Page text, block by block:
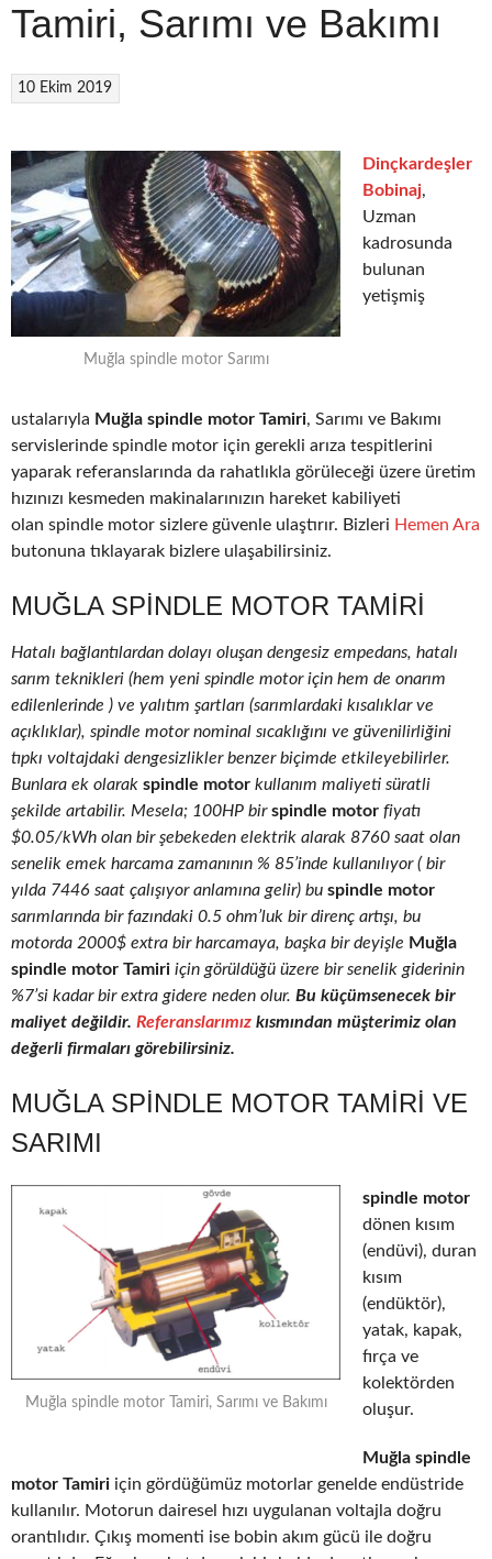
Tamiri, Sarımı ve Bakımı
10 Ekim 2019
Muğla spindle motor Sarımı
Dinçkardeşler
Bobinaj,
Uzman
kadrosunda
bulunan
yetişmiş
ustalarıyla Muğla spindle motor Tamiri, Sarımı ve Bakımı
servislerinde spindle motor için gerekli arıza tespitlerini
yaparak referanslarında da rahatlıkla görüleceği üzere üretim
hızınızı kesmeden makinalarınızın hareket kabiliyeti
olan spindle motor sizlere güvenle ulaştırır. Bizleri Hemen Ara
butonuna tıklayarak bizlere ulaşabilirsiniz.
MUĞLA SPINDLE MOTOR TAMIRI
Hatalı bağlantılardan dolayı oluşan dengesiz empedans, hatalı
sarım teknikleri (hem yeni spindle motor için hem de onarım
edilenlerinde ) ve yalıtım şartları (sarımlardaki kısalıklar ve
açıklıklar), spindle motor nominal sıcaklığını ve güvenilirliğini
tıpkı voltajdaki dengesizlikler benzer biçimde etkileyebilirler.
Bunlara ek olarak spindle motor kullanım maliyeti süratli
şekilde artabilir. Mesela; 100HP birspindle motor fiyatı
$0.05/kWh olan bir şebekeden elektrik alarak 8760 saat olan
senelik emek harcama zamanının % 85’inde kullanılıyor ( bir
yılda 7446 saat çalışıyor anlamına gelir) bu spindle motor
sarımlarında bir fazındaki 0.5 ohm’luk bir direnç artışı, bu
motorda 2000$ extra bir harcamaya, başka bir deyişle Muğla
spindle motor Tamiri için görüldüğü üzere bir senelik giderinin
%7’si kadar bir extra gidere neden olur. Bu küçümsenecek bir
maliyet değildir. Referanslarımız kısmından müşterimiz olan
değerli firmaları görebilirsiniz.
MUĞLA SPINDLE MOTOR TAMIRI VE
SARIMI
Muğla spindle motor Tamiri, Sarımı ve Bakımı
spindle motor
dönen kısım
(endüvi), duran
kısım
(endüktör),
yatak, kapak,
fırça ve
kolektörden
oluşur.
Muğla spindle
motor Tamiri için gördüğümüz motorlar genelde endüstride
kullanılır. Motorun dairesel hızı uygulanan voltajla doğru
orantılıdır. Çıkış momenti ise bobin akım gücü ile doğru